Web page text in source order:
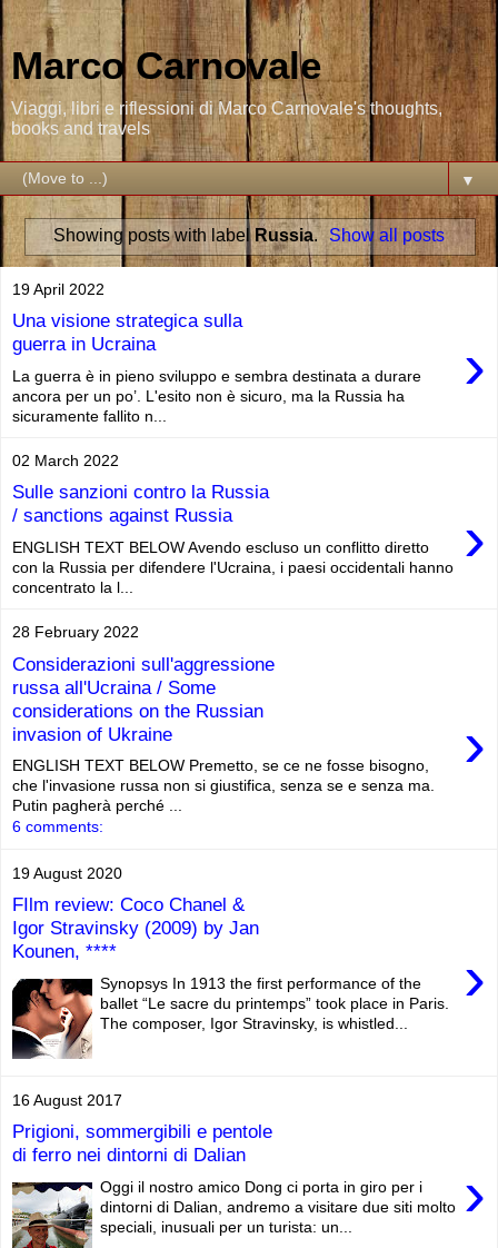
Marco Carnovale
Viaggi, libri e riflessioni di Marco Carnovale's thoughts,
books and travels
▼
Showing posts with labelRussia. Show all posts
19 April 2022
Una visione strategica sulla
guerra in Ucraina
›
La guerra è in pieno sviluppo e sembra destinata a durare
ancora per un po’. L'esito non è sicuro, ma la Russia ha
sicuramente fallito n...
02 March 2022
Sulle sanzioni contro la Russia
/ sanctions against Russia
›
ENGLISH TEXT BELOW Avendo escluso un conflitto diretto
con la Russia per difendere l'Ucraina, i paesi occidentali hanno
concentrato la l...
28 February 2022
Considerazioni sull'aggressione
russa all'Ucraina / Some
considerations on the Russian
invasion of Ukraine
›
ENGLISH TEXT BELOW Premetto, se ce ne fosse bisogno,
che l'invasione russa non si giustifica, senza se e senza ma.
Putin pagherà perché ...
6 comments:
19 August 2020
FIlm review: Coco Chanel &
Igor Stravinsky (2009) by Jan
Kounen, ****
›
Synopsys In 1913 the first performance of the
ballet “Le sacre du printemps” took place in Paris.
The composer, Igor Stravinsky, is whistled...
16 August 2017
Prigioni, sommergibili e pentole
di ferro nei dintorni di Dalian
›
Oggi il nostro amico Dong ci porta in giro per i
dintorni di Dalian, andremo a visitare due siti molto
speciali, inusuali per un turista: un...